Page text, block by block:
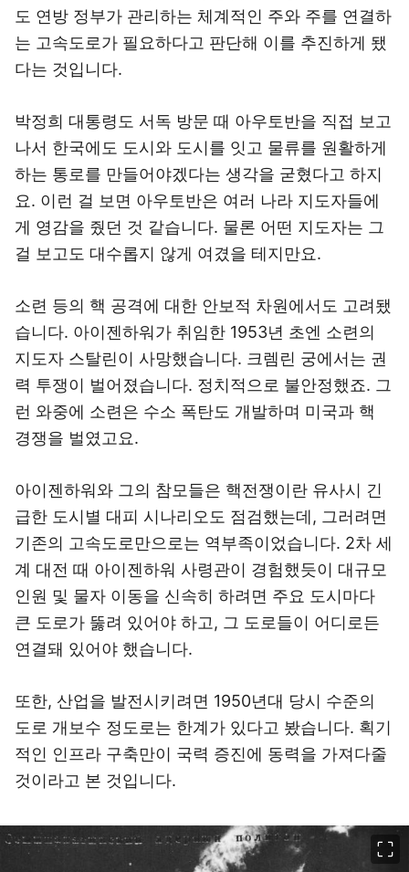
도 연방 정부가 관리하는 체계적인 주와 주를 연결하
는 고속도로가 필요하다고 판단해 이를 추진하게 됐
다는 것입니다.
박정희 대통령도 서독 방문 때 아우토반을 직접 보고
나서 한국에도 도시와 도시를 잇고 물류를 원활하게
하는 통로를 만들어야겠다는 생각을 굳혔다고 하지
요. 이런 걸 보면 아우토반은 여러 나라 지도자들에
게 영감을 줬던 것 같습니다. 물론 어떤 지도자는 그
걸 보고도 대수롭지 않게 여겼을 테지만요.
소련 등의 핵 공격에 대한 안보적 차원에서도 고려됐
습니다. 아이젠하워가 취임한 1953년 초엔 소련의
지도자 스탈린이 사망했습니다. 크렘린 궁에서는 권
력 투쟁이 벌어졌습니다. 정치적으로 불안정했죠. 그
런 와중에 소련은 수소 폭탄도 개발하며 미국과 핵
경쟁을 벌였고요.
아이젠하워와 그의 참모들은 핵전쟁이란 유사시 긴
급한 도시별 대피 시나리오도 점검했는데, 그러려면
기존의 고속도로만으로는 역부족이었습니다. 2차 세
계 대전 때 아이젠하워 사령관이 경험했듯이 대규모
인원 및 물자 이동을 신속히 하려면 주요 도시마다
큰 도로가 뚫려 있어야 하고, 그 도로들이 어디로든
연결돼 있어야 했습니다.
또한, 산업을 발전시키려면 1950년대 당시 수준의
도로 개보수 정도로는 한계가 있다고 봤습니다. 획기
적인 인프라 구축만이 국력 증진에 동력을 가져다줄
것이라고 본 것입니다.